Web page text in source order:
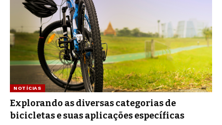
NOTÍCIAS
Explorando as diversas categorias de
bicicletas e suas aplicações específicas